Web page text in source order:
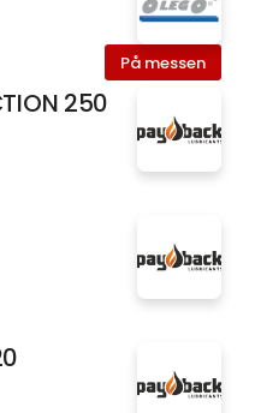
På messen
250